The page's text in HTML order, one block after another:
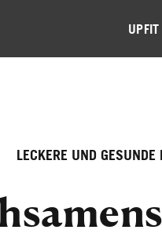
LECKERE UND